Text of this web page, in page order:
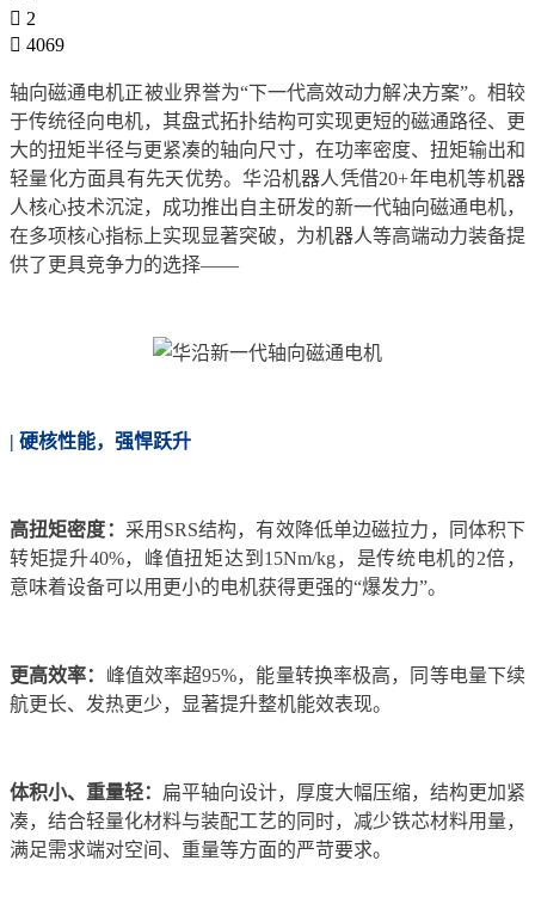
2
4069
轴向磁通电机正被业界誉为“下一代高效动力解决方案”。相较
于传统径向电机，其盘式拓扑结构可实现更短的磁通路径、更
大的扭矩半径与更紧凑的轴向尺寸，在功率密度、扭矩输出和
轻量化方面具有先天优势。华沿机器人凭借20+年电机等机器
人核心技术沉淀，成功推出自主研发的新一代轴向磁通电机，
在多项核心指标上实现显著突破，为机器人等高端动力装备提
供了更具竞争力的选择——
| 硬核性能，强悍跃升
高扭矩密度： 采用SRS结构，有效降低单边磁拉力，同体积下
转矩提升40%，峰值扭矩达到15Nm/kg，是传统电机的2倍，
意味着设备可以用更小的电机获得更强的“爆发力”。
更高效率： 峰值效率超95%，能量转换率极高，同等电量下续
航更长、发热更少，显著提升整机能效表现。
体积小、重量轻： 扁平轴向设计，厚度大幅压缩，结构更加紧
凑，结合轻量化材料与装配工艺的同时，减少铁芯材料用量，
满足需求端对空间、重量等方面的严苛要求。